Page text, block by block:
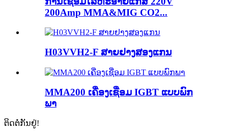
200Amp MMA&MIG CO2...
H03VVH2-F ສາຍຢາງສອງແກນ
MMA200 ເຄື່ອງເຊື່ອມ IGBT ແບບພົກ
ພາ
ຕິດຕໍ່ກັນຢູ່!